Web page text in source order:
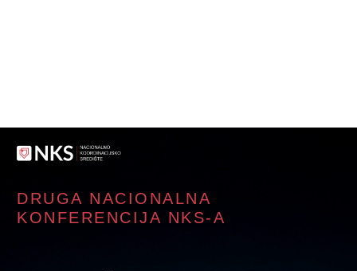
DRUGA NACIONALNA
KONFERENCIJA NKS-A